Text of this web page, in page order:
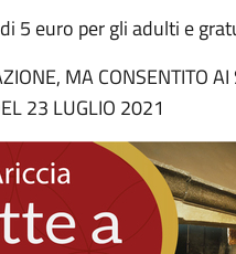
5 euro per gli adulti e
MA CONSENTITO
23 LUGLIO 2021